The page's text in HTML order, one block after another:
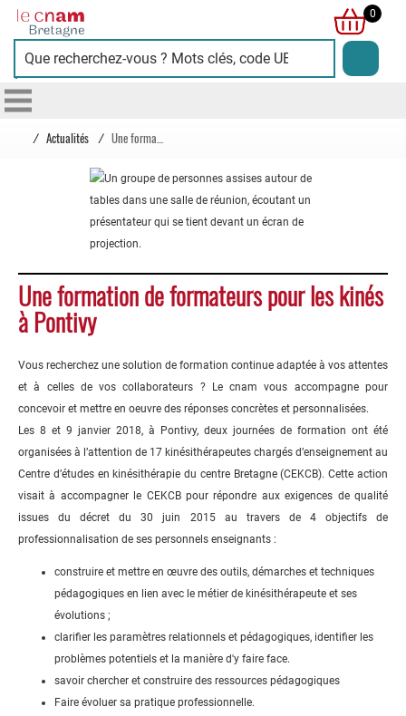
Cnam
Bretagne
0
/ Actualités /
Une formation de formateurs pour les kinés
à Pontivy
Vous recherchez une solution de formation continue adaptée à vos attentes
et à celles de vos collaborateurs ? Le cnam vous accompagne pour
concevoir et mettre en oeuvre des réponses concrètes et personnalisées.
Les 8 et 9 janvier 2018, à Pontivy, deux journées de formation ont été
organisées à l’attention de 17 kinésithérapeutes chargés d’enseignement au
Centre d’études en kinésithérapie du centre Bretagne (CEKCB). Cette action
visait à accompagner le CEKCB pour répondre aux exigences de qualité
issues du décret du 30 juin 2015 au travers de 4 objectifs de
professionnalisation de ses personnels enseignants :
construire et mettre en œuvre des outils, démarches et techniques
pédagogiques en lien avec le métier de kinésithérapeute et ses
évolutions ;
clarifier les paramètres relationnels et pédagogiques, identifier les
problèmes potentiels et la manière d'y faire face.
savoir chercher et construire des ressources pédagogiques
Faire évoluer sa pratique professionnelle.